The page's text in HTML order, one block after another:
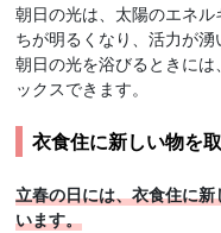
朝日の光は、太陽のエネ
ちが明るくなり、活力が湧
朝日の光を浴びるときに
ックスできます。
衣食住に新しい物を
立春の日には、衣食住に
います。